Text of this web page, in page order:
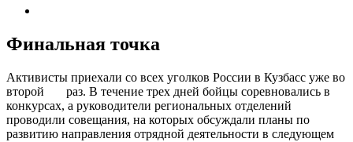
Финальная точка
Активисты приехали со всех уголков России в Кузбасс уже во
второй раз. В течение трех дней бойцы соревновались в
конкурсах, а руководители региональных отделений
проводили совещания, на которых обсуждали планы по
развитию направления отрядной деятельности в следующем